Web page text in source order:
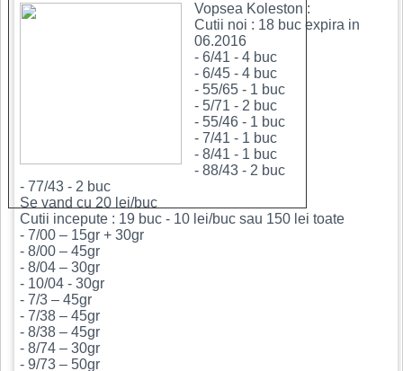
Vopsea Koleston :
Cutii noi : 18 buc expira in
06.2016
- 6/41 - 4 buc
- 6/45 - 4 buc
- 55/65 - 1 buc
- 5/71 - 2 buc
- 55/46 - 1 buc
- 7/41 - 1 buc
- 8/41 - 1 buc
- 88/43 - 2 buc
- 77/43 - 2 buc
Se vand cu 20 lei/buc
Cutii incepute : 19 buc - 10 lei/buc sau 150 lei toate
- 7/00 – 15gr + 30gr
- 8/00 – 45gr
- 8/04 – 30gr
- 10/04 - 30gr
- 7/3 – 45gr
- 7/38 – 45gr
- 8/38 – 45gr
- 8/74 – 30gr
- 9/73 – 50gr